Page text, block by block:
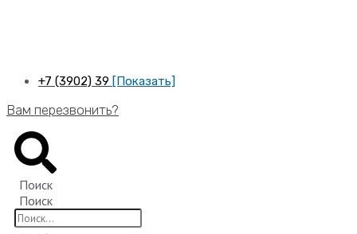
+7 (3902) 39 [Показать]
Вам перезвонить?
Поиск
Поиск